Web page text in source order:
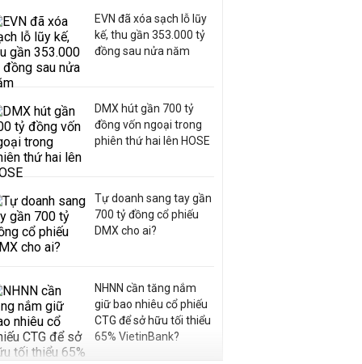
EVN đã xóa sạch lỗ lũy
kế, thu gần 353.000 tỷ
đồng sau nửa năm
DMX hút gần 700 tỷ
đồng vốn ngoại trong
phiên thứ hai lên HOSE
Tự doanh sang tay gần
700 tỷ đồng cổ phiếu
DMX cho ai?
NHNN cần tăng nắm
giữ bao nhiêu cổ phiếu
CTG để sở hữu tối thiểu
65% VietinBank?